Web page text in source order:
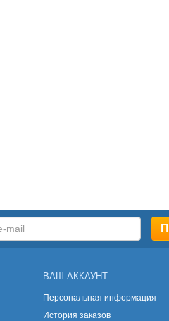
ВАШ АККАУНТ
Персональная информация
История заказов